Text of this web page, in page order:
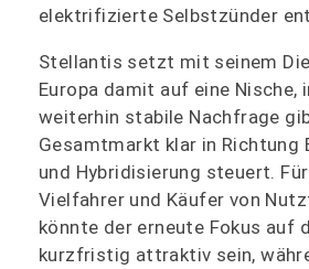
elektrifizierte Selbstzünder
Stellantis setzt mit seinem
Europa damit auf eine Nische,
weiterhin stabile Nachfrage
Gesamtmarkt klar in Richtung
und Hybridisierung steuert.
Vielfahrer und Käufer von
könnte der erneute Fokus auf
kurzfristig attraktiv sein,